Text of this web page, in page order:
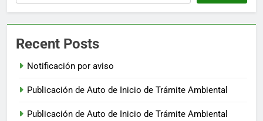
Recent Posts
Notificación por aviso
Publicación de Auto de Inicio de Trámite Ambiental
Publicación de Auto de Inicio de Trámite Ambiental